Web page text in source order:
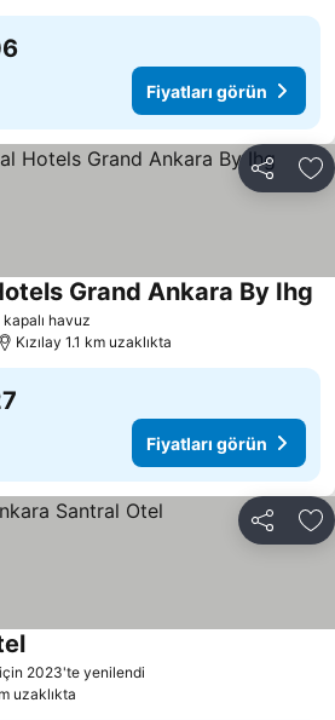
Fiyatları görün
Paylaş
kapalı havuz
Grand Ankara By Ihg
Kızılay 1.1 km uzaklıkta
Fiyatları görün
Paylaş
2023'te yenilendi
uzaklıkta